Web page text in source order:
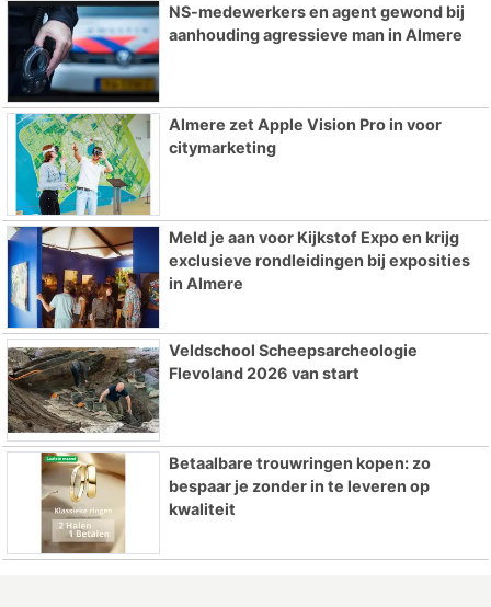
NS-medewerkers en agent gewond bij
aanhouding agressieve man in Almere
Almere zet Apple Vision Pro in voor
citymarketing
Meld je aan voor Kijkstof Expo en krijg
exclusieve rondleidingen bij exposities
in Almere
Veldschool Scheepsarcheologie
Flevoland 2026 van start
Betaalbare trouwringen kopen: zo
bespaar je zonder in te leveren op
kwaliteit